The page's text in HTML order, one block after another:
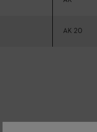
AK 20